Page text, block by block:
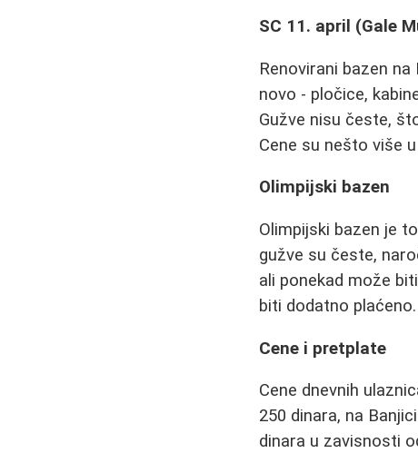
SC 11. april (Gale
Renovirani bazen
novo - pločice,
Gužve nisu česte,
Cene su nešto više
Olimpijski bazen
Olimpijski bazen je
gužve su česte,
ali ponekad može
biti dodatno
Cene i pretplate
Cene dnevnih
250 dinara, na
dinara u zavisnosti